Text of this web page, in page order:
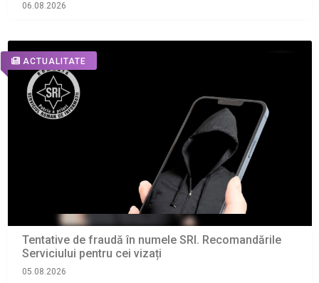
06.08.2026
ACTUALITATE
Tentative de fraudă în numele SRI. Recomandările
Serviciului pentru cei vizați
05.08.2026